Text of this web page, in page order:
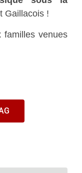
Gaillacois !
familles venues